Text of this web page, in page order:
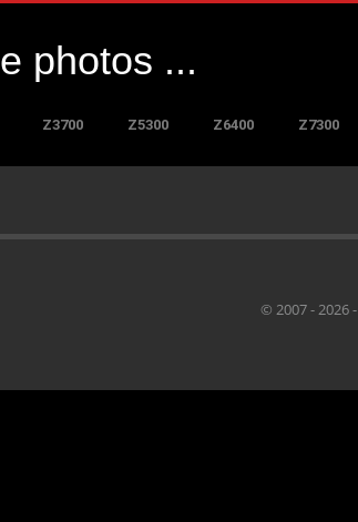
photos ...
Z3700 Z5300 Z6400 Z7300
© 2007 - 2026 -